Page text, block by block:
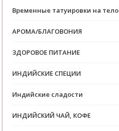
Временные татуировки на
АРОМА/БЛАГОВОНИЯ
ЗДОРОВОЕ ПИТАНИЕ
ИНДИЙСКИЕ СПЕЦИИ
Индийские сладости
ИНДИЙСКИЙ ЧАЙ, КОФЕ